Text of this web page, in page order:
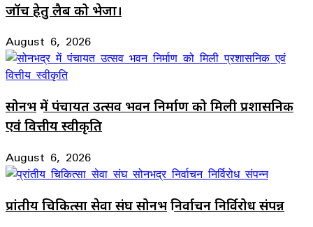
जॉच हेतु लैब को भेजा।
August 6, 2026
सोनभद्र में पंचायत उत्सव भवन निर्माण को मिली प्रशासनिक
एवं वित्तीय स्वीकृति
August 6, 2026
प्रांतीय चिकित्सा सेवा संघ सोनभद्र निर्वाचन निर्विरोध संपन्न